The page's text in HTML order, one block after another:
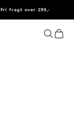
Fri fragt over 299,-
ÅbnÅbn